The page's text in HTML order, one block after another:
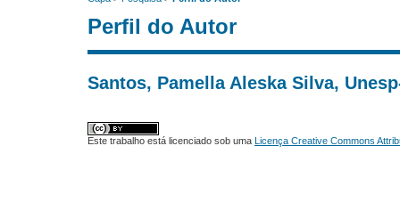
Perfil do Autor
Santos, Pamella Aleska Silva,
Este trabalho está licenciado sob uma Licença Creative Commons